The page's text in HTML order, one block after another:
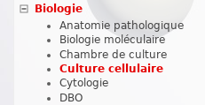
Biologie
Anatomie pathologique
Biologie moléculaire
Chambre de culture
Culture cellulaire
Cytologie
DBO